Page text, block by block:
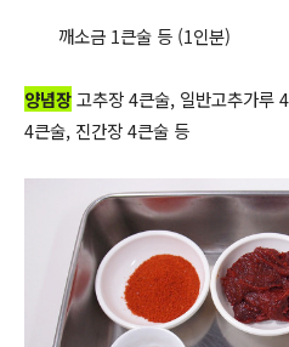
깨소금 1큰술 등 (1인분)
양념장고추장 4큰술, 일반고추가루
4큰술, 진간장 4큰술 등